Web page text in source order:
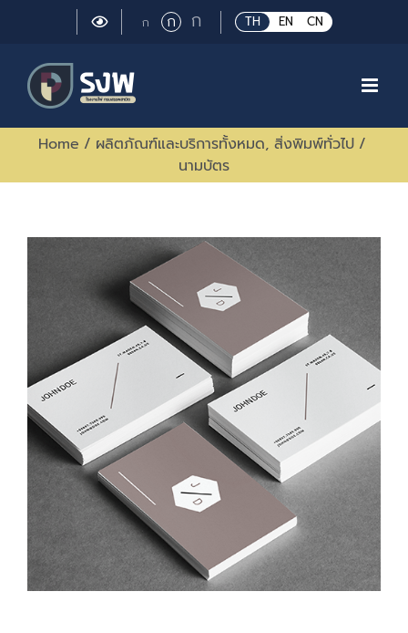
TH EN CN
กSmall
กRegular
font
ก Large
font
Home / ผลิตภัณฑ์และบริการทั้งหมด, สิ่งพิมพ์ทั่วไป /
นามบัตร